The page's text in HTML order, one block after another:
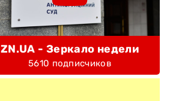
ZN.UA - Зеркало недели
5610 подписчиков